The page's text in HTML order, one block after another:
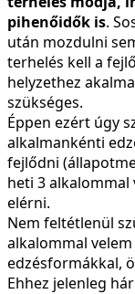
pihenőidők is.
után mozdulni
terhelés kell a
helyzethez
szükséges.
Éppen ezért úgy
alkalmankénti
fejlődni
heti 3
elérni.
Nem feltétlenül
alkalommal
edzésformákkal,
Ehhez jelenleg